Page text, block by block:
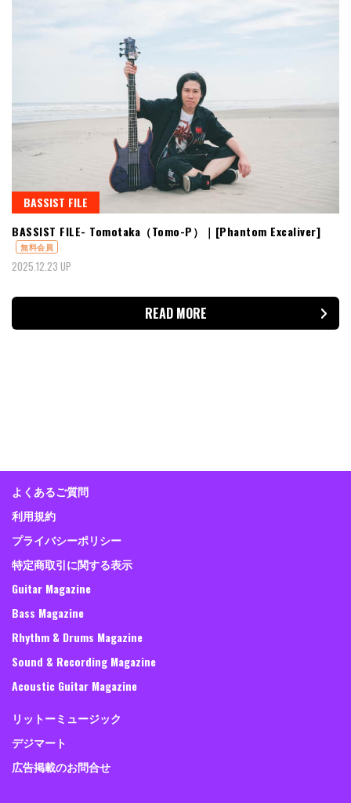
BASSIST FILE
BASSIST FILE- Tomotaka（Tomo-P）｜[Phantom Excaliver]
無料会員
2025.12.23 UP
READ MORE
よくあるご質問
利用規約
プライバシーポリシー
特定商取引に関する表示
Guitar Magazine
Bass Magazine
Rhythm & Drums Magazine
Sound & Recording Magazine
Acoustic Guitar Magazine
リットーミュージック
デジマート
広告掲載のお問合せ